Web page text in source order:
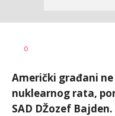
AUTOR
0
Američki građani
nuklearnog rata,
SAD DŽozef Bajden.